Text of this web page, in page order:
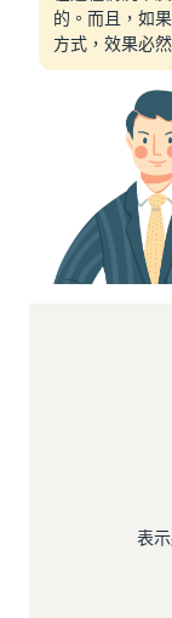
的。而且，如
方式，效果必
表